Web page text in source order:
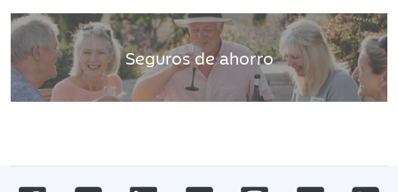
Seguros de ahorro